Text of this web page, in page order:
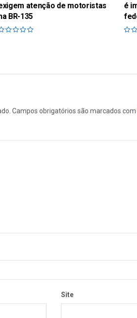
atenção de motoristas
BR-135
é
Campos obrigatórios são marcados com
Site